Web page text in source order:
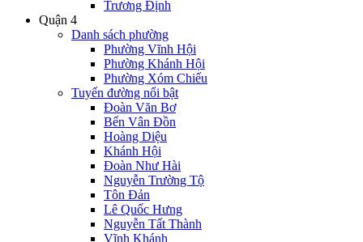
Trương Định
Quận 4
Danh sách phường
Phường Vĩnh Hội
Phường Khánh Hội
Phường Xóm Chiếu
Tuyến đường nổi bật
Đoàn Văn Bơ
Bến Vân Đồn
Hoàng Diệu
Khánh Hội
Đoàn Như Hài
Nguyễn Trường Tộ
Tôn Đản
Lê Quốc Hưng
Nguyễn Tất Thành
Vĩnh Khánh